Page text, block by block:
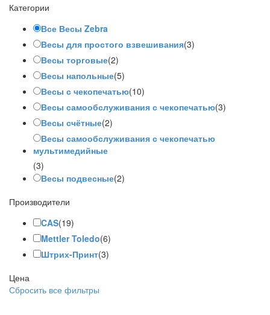
Категории
Все Весы Zebra
Весы для простого взвешивания(3)
Весы торговые(2)
Весы напольные(5)
Весы с чекопечатью(10)
Весы самообслуживания с чекопечатью(3)
Весы счётные(2)
Весы самообслуживания с чекопечатью
мультимедийные
(3)
Весы подвесные(2)
Производители
CAS(19)
Mettler Toledo(6)
Штрих-Принт(3)
Цена
Сбросить все фильтры